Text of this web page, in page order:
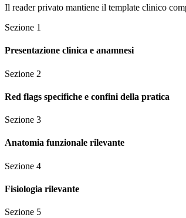
Il reader privato mantiene il template clinico
Sezione 1
Presentazione clinica e anamnesi
Sezione 2
Red flags specifiche e confini della pratica
Sezione 3
Anatomia funzionale rilevante
Sezione 4
Fisiologia rilevante
Sezione 5